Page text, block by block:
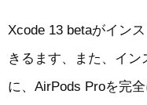
Xcode 13 betaがイン
きるます、また、イ
に、AirPods Proを完